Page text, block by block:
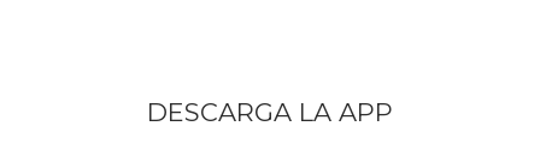
DESCARGA LA APP